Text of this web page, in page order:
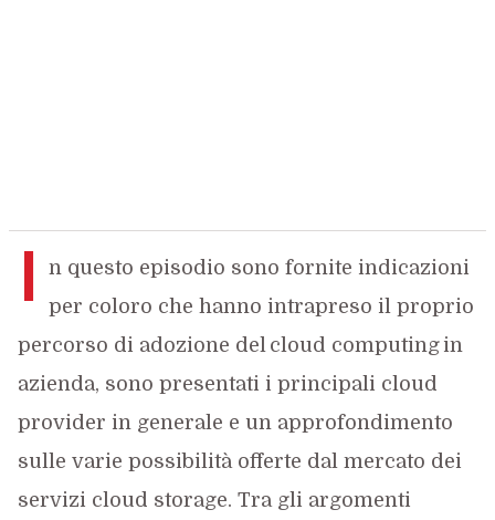
I
n questo episodio sono fornite indicazioni
per coloro che hanno intrapreso il proprio
percorso di adozione del cloud computing in
azienda, sono presentati i principali cloud
provider in generale e un approfondimento
sulle varie possibilità offerte dal mercato dei
servizi cloud storage. Tra gli argomenti